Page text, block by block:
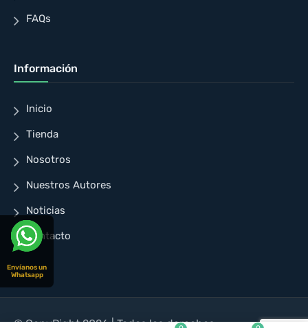
FAQs
Información
Inicio
Tienda
Nosotros
Nuestros Autores
Noticias
Contacto
© CopyRight 2026 | Todos los derechos
Envíanos un
Whatsapp